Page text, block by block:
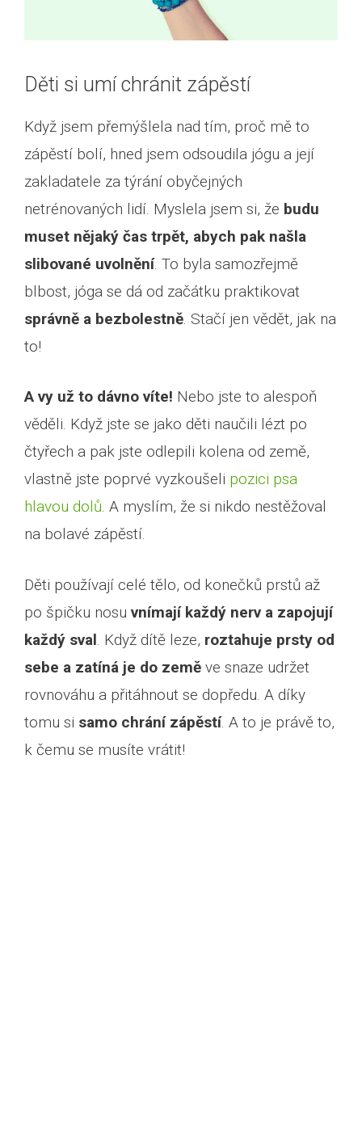
Děti si umí chránit zápěstí
Když jsem přemýšlela nad tím, proč mě to
zápěstí bolí, hned jsem odsoudila jógu a její
zakladatele za týrání obyčejných
netrénovaných lidí. Myslela jsem si, že budu
muset nějaký čas trpět, abych pak našla
slibované uvolnění. To byla samozřejmě
blbost, jóga se dá od začátku praktikovat
správně a bezbolestně. Stačí jen vědět, jak na
to!
A vy už to dávno víte! Nebo jste to alespoň
věděli. Když jste se jako děti naučili lézt po
čtyřech a pak jste odlepili kolena od země,
vlastně jste poprvé vyzkoušeli pozici psa
hlavou dolů. A myslím, že si nikdo nestěžoval
na bolavé zápěstí.
Děti používají celé tělo, od konečků prstů až
po špičku nosu vnímají každý nerv a zapojují
každý sval. Když dítě leze, roztahuje prsty od
sebe a zatíná je do země ve snaze udržet
rovnováhu a přitáhnout se dopředu. A díky
tomu si samo chrání zápěstí. A to je právě to,
k čemu se musíte vrátit!